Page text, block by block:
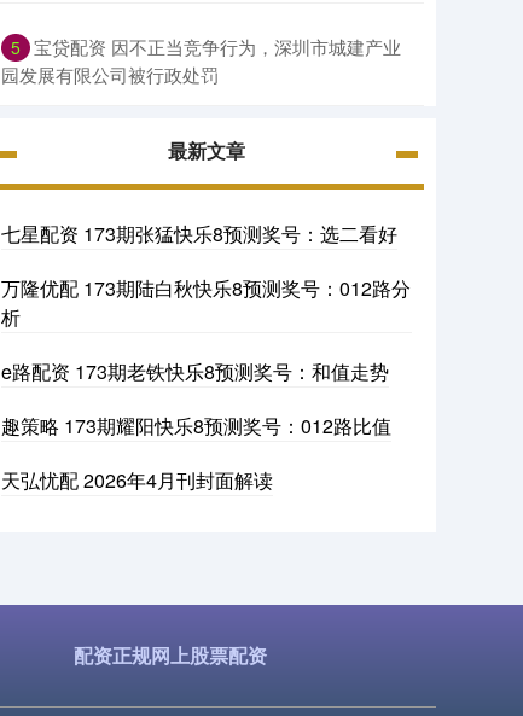
5 宝贷配资 因不正当竞争行为，深圳市城建产业
园发展有限公司被行政处罚
最新文章
七星配资 173期张猛快乐8预测奖号：选二看好
万隆优配 173期陆白秋快乐8预测奖号：012路分
析
e路配资 173期老铁快乐8预测奖号：和值走势
趣策略 173期耀阳快乐8预测奖号：012路比值
天弘忧配 2026年4月刊封面解读
配资正规网上股票配资